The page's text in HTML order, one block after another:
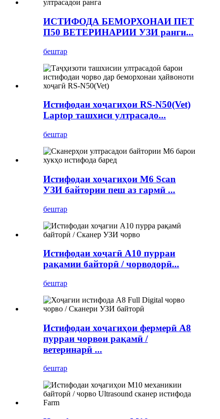
ИСТИФОДА БЕМОРХОНАИ ПЕТ
П50 ВЕТЕРИНАРИИ УЗИ ранги...
бештар
Истифодаи хоҷагиҳои RS-N50(Vet)
Laptop ташхиси ултрасадо...
бештар
Истифодаи хоҷагиҳои M6 Scan
УЗИ байтории пеш аз гармӣ ...
бештар
Истифодаи хоҷагӣ A10 пурраи
рақамии байторӣ / чорводорӣ...
бештар
Истифодаи хоҷагиҳои фермерӣ A8
пурраи чорвои рақамӣ /
ветеринарӣ ...
бештар